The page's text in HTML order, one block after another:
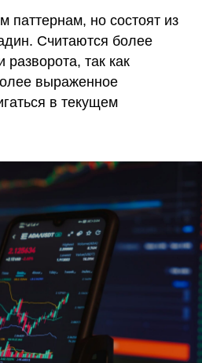
паттернам, но состоят из
Считаются более
так как
выраженное
в текущем